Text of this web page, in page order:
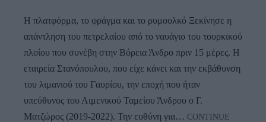
Η πλατφόρμα, το φράγμα και το ρυμουλκό Ξεκίνησε η
απάντληση του πετρελαίου από το ναυάγιο του τουρκικού
πλοίου που συνέβη στην Βόρεια Άνδρο πριν 15 μέρες. Η
εταιρεία Στανόπουλου, που είχε κάνει και την εκβάθυνση
του λιμανιού του Γαυρίου, την εποχή που ήταν
υπεύθυνος του Λιμενικού Ταμείου Άνδρου ο Γ.
Ματζώρος (2019-2022). Την ευθύνη για… CONTINUE